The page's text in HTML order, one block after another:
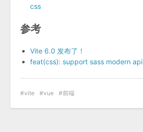
css
参考
Vite 6.0 发布了！
feat(css): support sass modern api
vite vue 前端